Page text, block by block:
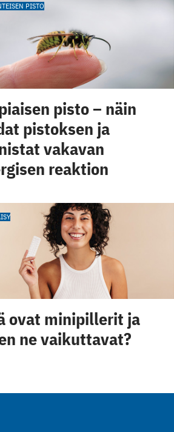
PISTO
pisto – näin
pistoksen ja
vakavan
reaktion
ovat minipillerit ja
ne vaikuttavat?